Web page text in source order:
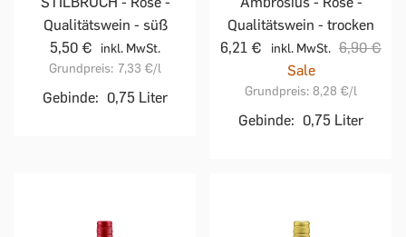
Qualitätswein - süß
5,50 €
inkl. MwSt.
Grundpreis: 7,33 €/l
Gebinde: 0,75 Liter
Qualitätswein - trocken
6,21 €
inkl. MwSt. 6,90 €
Sale
Grundpreis: 8,28 €/l
Gebinde: 0,75 Liter